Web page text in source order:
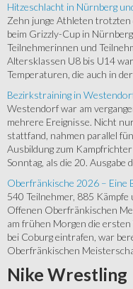
Hitzeschlacht in Nürnberg
Zehn junge Athleten trotzten
beim Grizzly-Cup in
Teilnehmerinnen und
Altersklassen U8 bis U14
Temperaturen, die auch in
Bezirkstraining in
Westendorf war am
mehrere Ereignisse. Nicht
stattfand, nahmen parallel
Ausbildung zum
Sonntag, als die 20. Ausgabe
Oberfränkische 2026 – Eine
540 Teilnehmer, 885
Offenen Oberfränkischen
am frühen Morgen die
bei Coburg eintrafen, war
Oberfränkischen
Nike Wrestling